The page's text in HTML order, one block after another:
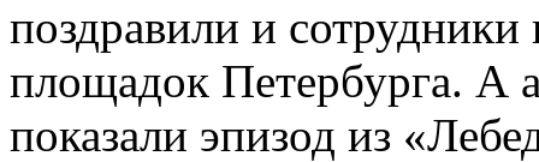
поздравили и
площадок Петербурга. А
показали эпизод из